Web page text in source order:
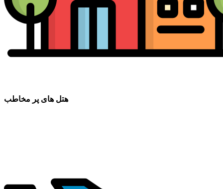
هتل های پر مخاطب